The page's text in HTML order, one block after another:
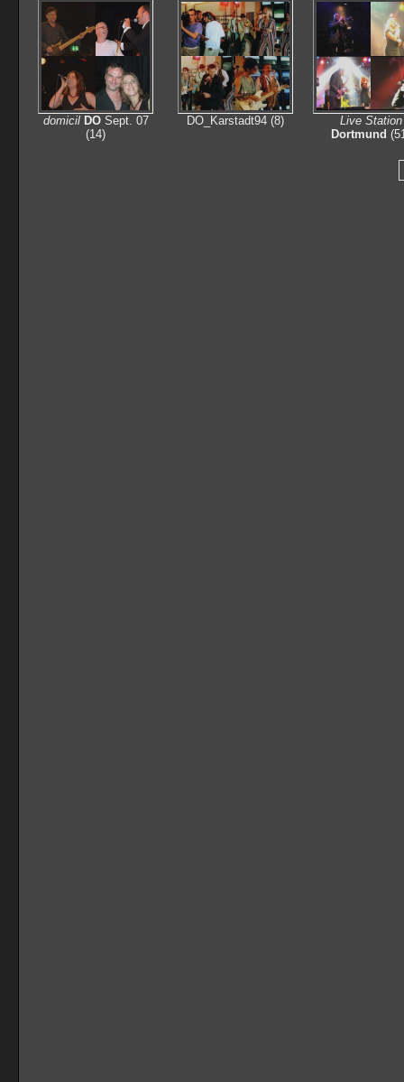
domicil DO Sept. 07
(14)
DO_Karstadt94 (8)
Live Station
Dortmund